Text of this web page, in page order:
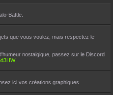
Battle.
que vous voulez, mais respectez le
nostalgique, passez sur le Discord
ici vos créations graphiques.